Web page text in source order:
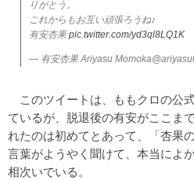
りがとう。
これからもお互い頑張ろうね♪
有安杏果pic.twitter.com/yd3ql8LQ1K
— 有安杏果 Ariyasu
このツイートは、ももクロの公
ているが、脱退後の有安がここま
れたのは初めてとあって、「杏果
言葉がようやく聞けて、本当によ
相次いでいる。